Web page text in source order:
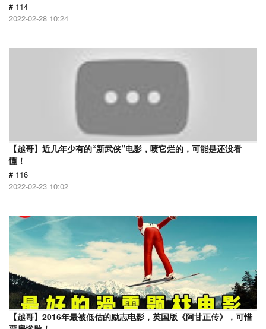
# 114
2022-02-28 10:24
【越哥】近几年少有的“新武侠”电影，喷它烂的，可能是还没看
懂！
# 116
2022-02-23 10:02
【越哥】2016年最被低估的励志电影，英国版《阿甘正传》，可惜